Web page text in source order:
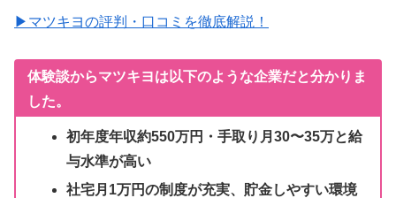
▶マツキヨの評判・口コミを徹底解説！
体験談からマツキヨは以下のような企業だと分かりま
した。
初年度年収約550万円・手取り月30〜35万と給
与水準が高い
社宅月1万円の制度が充実、貯金しやすい環境